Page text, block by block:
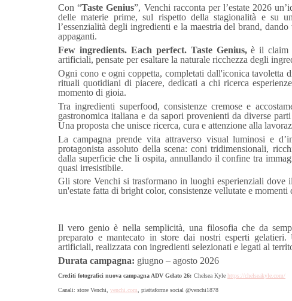
Con “Taste Genius”, Venchi racconta per l’estate 2026
delle materie prime, sul rispetto della stagionalità e su
l’essenzialità degli ingredienti e la maestria del brand,
appaganti.
Few ingredients. Each perfect. Taste Genius,è il claim
artificiali, pensate per esaltare la naturale ricchezza degli
Ogni cono e ogni coppetta, completati dall'iconica
rituali quotidiani di piacere, dedicati a chi ricerca
momento di gioia.
Tra ingredienti superfood, consistenze cremose e
gastronomica italiana e da sapori provenienti da diverse
Una proposta che unisce ricerca, cura e attenzione alla
La campagna prende vita attraverso visual luminosi e
protagonista assoluto della scena: coni tridimensionali,
dalla superficie che li ospita, annullando il confine tra
quasi irresistibile.
Gli store Venchi si trasformano in luoghi esperienziali
un'estate fatta di bright color, consistenze vellutate e
Il vero genio è nella semplicità, una filosofia che da
preparato e mantecato in store dai nostri esperti
artificiali, realizzata con ingredienti selezionati e legati al
Durata campagna: giugno – agosto 2026
Crediti fotografici nuova campagna ADV Gelato 26: Chelsea Kyle https://chelseakyle.com/
Canali: store Venchi, venchi.com, piattaforme social @venchi1878